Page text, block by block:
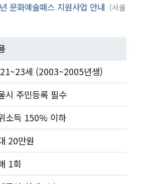
문화예술패스 지원사업 안내
서울
세 (2003~2005년생)
시 주민등록 필수
소득 150% 이하
20만원
1회